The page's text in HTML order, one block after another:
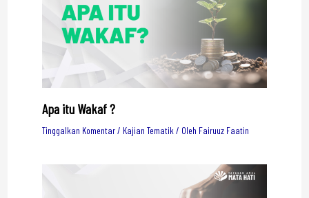
Apa itu Wakaf ?
Tinggalkan Komentar/ Kajian Tematik/ Oleh Fairuuz Faatin